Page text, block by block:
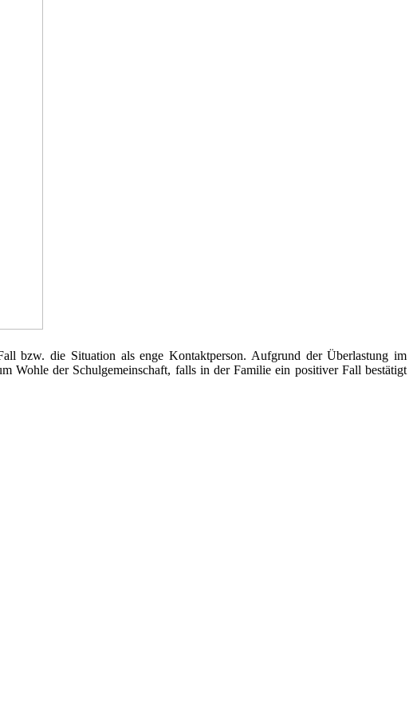
bzw. die Situation als enge Kontaktperson. Aufgrund der Überlastung im
Wohle der Schulgemeinschaft, falls in der Familie ein positiver Fall bestätigt